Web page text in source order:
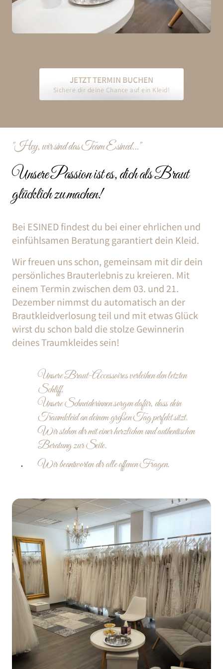
JETZT TERMIN BUCHEN
Sichere dir deine Chance auf ein Kleid!
"Hey, wir sind das Team Esined..."
Unsere Passion ist es, dich als
Braut
glücklich zu machen!
Bei ESINED findest du bei einer ehrlichen
einfühlsamen Beratung garantiert dein Kleid.
Wir freuen uns schon, gemeinsam mit dir
persönliches Brauterlebnis zu kreieren.
einem Termin zwischen dem 03. und
Dezember nimmst du automatisch an
Brautkleidverlosung teil und mit etwas
wirst du schon bald die stolze
deines Traumkleides sein!
Unsere Braut-Accessoires verleihen den letzten
Schliff.
Unsere Schneiderinnen sorgen dafür, dass dein
Traumkleid an deinem großen Tag perfekt sitzt.
Wir stehen dir mit einer herzlichen und authentischen
Beratung zur Seite.
Wir beantworten dir alle offenen Fragen.